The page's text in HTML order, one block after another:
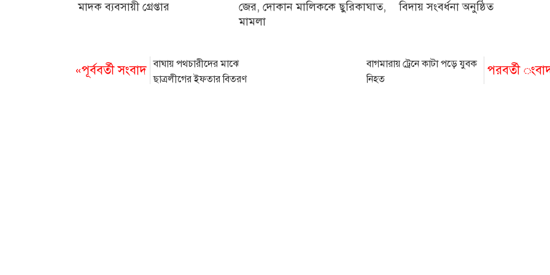
মাদক ব্যবসায়ী গ্রেপ্তার
জের, দোকান মালিককে ছুরিকাঘাত,
মামলা
বিদায় সংবর্ধনা অনুষ্ঠিত
«পূর্ববর্তী সংবাদ বাঘায় পথচারীদের মাঝে
ছাত্রলীগের ইফতার বিতরণ
পরবর্তী
বাগমারায় ট্রেনে কাটা পড়ে যুবক
নিহত